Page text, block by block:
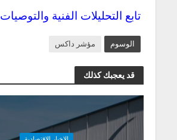
تابع التحليلات الفنية والتوصيات
الوسوم مؤشر داكس
قد يعجبك كذلك